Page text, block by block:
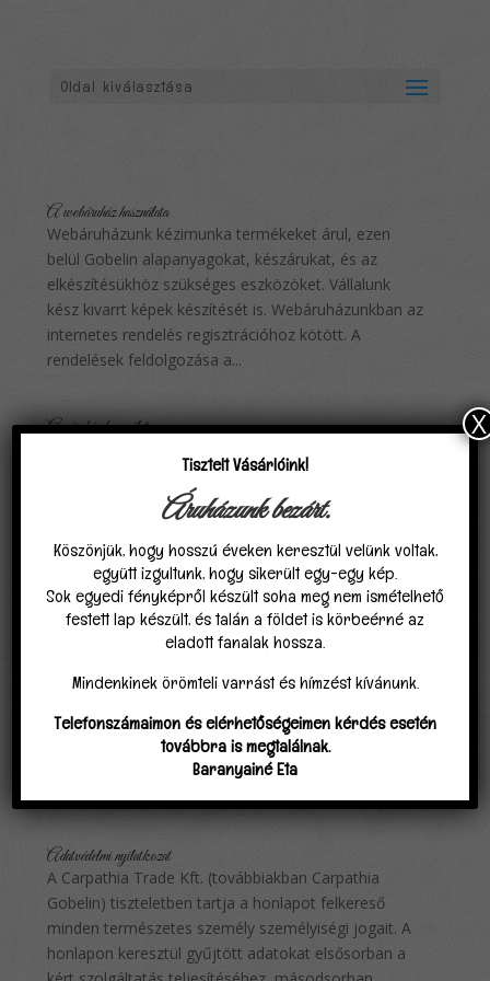
Oldal kiválasztása
A webáruház használata
Webáruházunk kézimunka termékeket árul, ezen
belül Gobelin alapanyagokat, készárukat, és az
elkészítésükhöz szükséges eszközöket. Vállalunk
kész kivarrt képek készítését is. Webáruházunkban az
internetes rendelés regisztrációhoz kötött. A
rendelések feldolgozása a...
Az áruház használata
igyekezetünkkel azon vagyunk, hogy minden
megfelelően működjön, de persze előfordulhat, hogy
hibával, kellemetlenséggel találkozik oldalaink
böngészése közben. Ilyen esetben, megértő türelmét
kérjük, és azt, hogy...
Visszavételi szabályzat
munkanapon belül elállási joga van, amely a
következő feltételekkel vehető igénybe: Az elállási jog
minden termékre vonatkozik, ami bontatlan, vagy
bontott, de hiánytalan gyári csomagolásban érkezik
Adatvédelmi nyilatkozat
A Carpathia Trade Kft. (továbbiakban Carpathia
Gobelin) tiszteletben tartja a honlapot felkereső
minden természetes személy személyiségi jogait. A
honlapon keresztül gyűjtött adatokat elsősorban a
Tisztelt Vásárlóink!
Áruházunk bezárt.
Köszönjük, hogy hosszú éveken keresztül velünk voltak,
együtt izgultunk, hogy sikerült egy-egy kép.
Sok egyedi fényképről készült soha meg nem ismételhető
festett lap készült, és talán a földet is körbeérné az
eladott fanalak hossza.
Mindenkinek örömteli varrást és hímzést kívánunk.
Telefonszámaimon és elérhetőségeimen kérdés esetén
továbbra is megtalálnak.
Baranyainé Eta
X